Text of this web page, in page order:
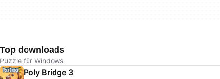
Top downloads
Puzzle für Windows
Poly Bridge 3